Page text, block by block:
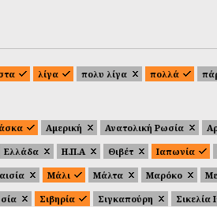
λίγα πολυ λίγα πολλά
Αμερική Ανατολική Ρωσία
Ελλάδα Η.Π.Α Θιβέτ Ιαπωνία
Μάλι Μάλτα Μαρόκο
Σιβηρία Σιγκαπούρη Σικελία